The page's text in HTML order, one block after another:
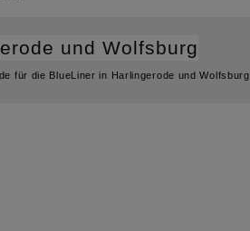
und Wolfsburg
für die BlueLiner in Harlingerode und Wolfsburg